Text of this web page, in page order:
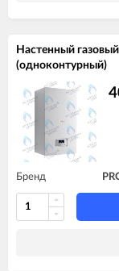
Настенный
(одноконтурный)
Бренд